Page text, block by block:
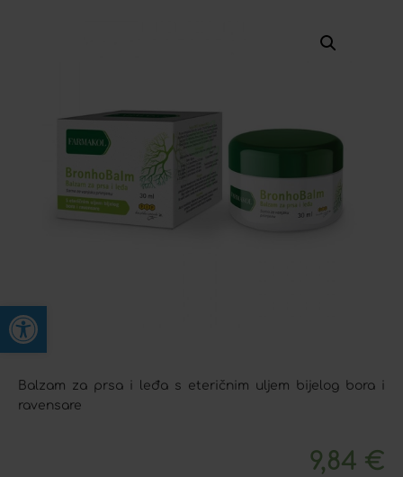
Open toolbar
Balzam za prsa i leđa s eteričnim uljem bijelog bora i
ravensare
9,84 €